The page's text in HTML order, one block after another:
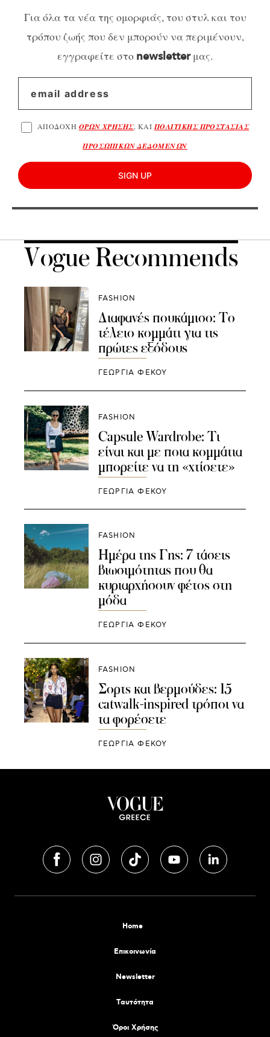
Για όλα τα νέα της ομορφιάς, του στυλ και του
τρόπου ζωής που δεν μπορούν να περιμένουν,
εγγραφείτε στο newsletterμας.
ΑΠΟΔΟΧΗ ΟΡΩΝ ΧΡΗΣΗΣ, ΚΑΙΠΟΛΙΤΙΚΗΣ ΠΡΟΣΤΑΣΙΑΣ
ΠΡΟΣΩΠΙΚΩΝ ΔΕΔΟΜΕΝΩΝ
SIGN UP
Vogue Recommends
FASHION
Διαφανές πουκάμισο: To
τέλειο κομμάτι για τις
πρώτες εξόδους
ΓΕΩΡΓΙΑ ΦΕΚΟΥ
FASHION
Capsule Wardrobe: Τι
είναι και με ποια κομμάτια
μπορείτε να τη «χτίσετε»
ΓΕΩΡΓΙΑ ΦΕΚΟΥ
FASHION
Ημέρα της Γης: 7 τάσεις
βιωσιμότητας που θα
κυριαρχήσουν φέτος στη
μόδα
ΓΕΩΡΓΙΑ ΦΕΚΟΥ
FASHION
Σορτς και βερμούδες: 15
catwalk-inspired τρόποι να
τα φορέσετε
ΓΕΩΡΓΙΑ ΦΕΚΟΥ
Home
Επικοινωνία
Newsletter
Tαυτότητα
Όροι Χρήσης